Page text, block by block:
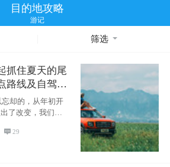
目的地攻略
游记
筛选
抓住夏天的尾
路线及自驾攻
却的，从年初开
了改变，我们也
29